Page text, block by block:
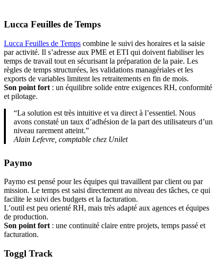
Lucca Feuilles de Temps
Lucca Feuilles de Temps combine le suivi des horaires et la saisie
par activité. Il s’adresse aux PME et ETI qui doivent fiabiliser les
temps de travail tout en sécurisant la préparation de la paie. Les
règles de temps structurées, les validations managériales et les
exports de variables limitent les retraitements en fin de mois.
Son point fort : un équilibre solide entre exigences RH, conformité
et pilotage.
“La solution est très intuitive et va direct à l’essentiel. Nous
avons constaté un taux d’adhésion de la part des utilisateurs d’un
niveau rarement atteint.”
Alain Lefevre, comptable chez Unilet
Paymo
Paymo est pensé pour les équipes qui travaillent par client ou par
mission. Le temps est saisi directement au niveau des tâches, ce qui
facilite le suivi des budgets et la facturation.
L’outil est peu orienté RH, mais très adapté aux agences et équipes
de production.
Son point fort: une continuité claire entre projets, temps passé et
facturation.
Toggl Track